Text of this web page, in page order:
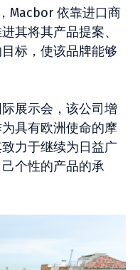
，Macbor 依靠进口商
其将其产品提案、
标，使该品牌能够
展示会，该公司增
具有欧洲使命的摩
力于继续为日益广
个性的产品的承